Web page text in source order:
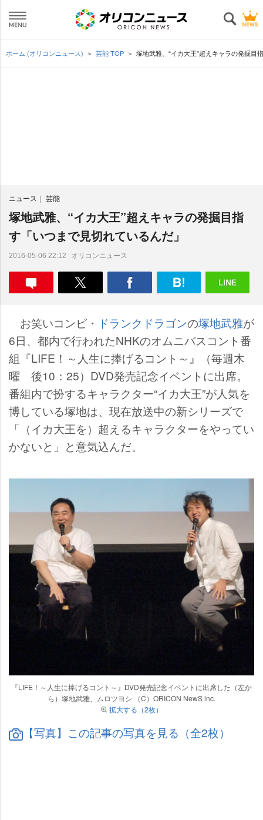
ホーム (オリコンニュース) 芸能 TOP 塚地武雅、“イカ大王”超えキャラの発掘目
ニュース 芸能
塚地武雅、“イカ大王”超えキャラの発掘目指
す「いつまで見切れているんだ」
2016-05-06 22:12 オリコンニュース
お笑いコンビ・ ドランクドラゴンの塚地武雅が
6日、都内で行われたNHKのオムニバスコント番
組『LIFE！～人生に捧げるコント～』（毎週木
曜 後10：25）DVD発売記念イベントに出席。
番組内で扮するキャラクター“イカ大王”が人気を
博している塚地は、現在放送中の新シリーズで
「（イカ大王を）超えるキャラクターをやってい
かないと」と意気込んだ。
『LIFE！～人生に捧げるコント～』DVD発売記念イベントに出席した（左か
ら）塚地武雅、ムロツヨシ （C）ORICON NewS inc.
拡大する（2枚）
【写真】この記事の写真を見る（全2枚）